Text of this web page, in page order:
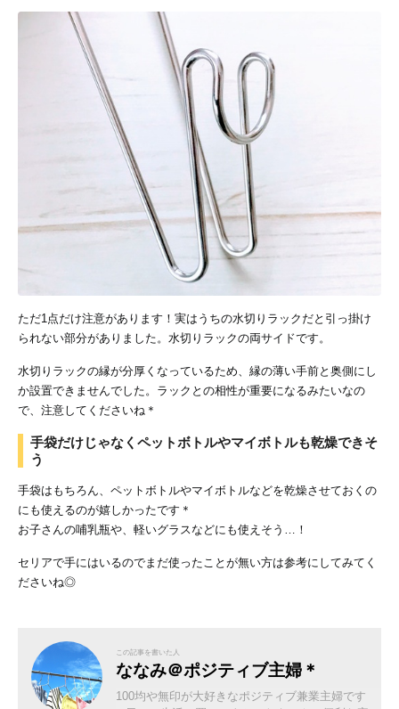
ただ1点だけ注意があります！実はうちの水切りラックだと引っ掛け
られない部分がありました。水切りラックの両サイドです。
水切りラックの縁が分厚くなっているため、縁の薄い手前と奥側にし
か設置できませんでした。ラックとの相性が重要になるみたいなの
で、注意してくださいね＊
手袋だけじゃなくペットボトルやマイボトルも乾燥できそ
う
手袋はもちろん、ペットボトルやマイボトルなどを乾燥させておくの
にも使えるのが嬉しかったです＊
お子さんの哺乳瓶や、軽いグラスなどにも使えそう…！
セリアで手にはいるのでまだ使ったことが無い方は参考にしてみてく
ださいね◎
この記事を書いた人
ななみ＠ポジティブ主婦＊
100均や無印が大好きなポジティブ兼業主婦です